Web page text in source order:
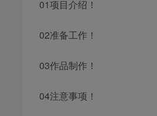
01项目介绍！
02准备工作！
03作品制作！
04注意事项！